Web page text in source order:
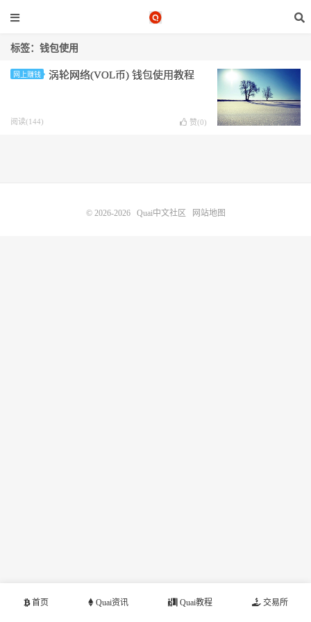
标签：钱包使⽤
网上赚钱 涡轮⽹络(VOL币) 钱包使⽤教程
阅读(144) 赞(0)
首页 Quai资讯 Quai教程 交易所
© 2026-2026 Quai中文社区 网站地图